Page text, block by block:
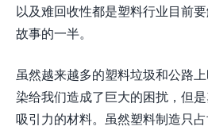
以及难回收性都是塑料行业目前
故事的一半。
虽然越来越多的塑料垃圾和公路
染给我们造成了巨大的困扰，但
吸引力的材料。虽然塑料制造只